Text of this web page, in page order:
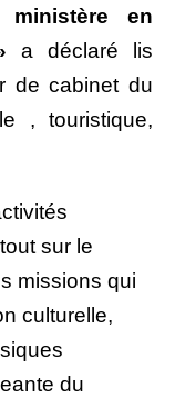
ministère en
a déclaré lis
de cabinet du
, touristique,
sur le
missions qui
culturelle,
du